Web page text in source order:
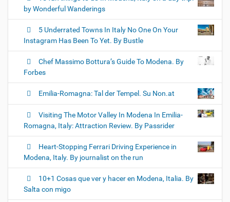
by Wonderful Wanderings
5 Underrated Towns In Italy No One On Your
Instagram Has Been To Yet. By Bustle
Chef Massimo Bottura’s Guide To Modena. By
Forbes
Emilia-Romagna: Tal der Tempel. Su Non.at
Visiting The Motor Valley In Modena In Emilia-
Romagna, Italy: Attraction Review. By Passrider
Heart-Stopping Ferrari Driving Experience in
Modena, Italy. By journalist on the run
10+1 Cosas que ver y hacer en Modena, Italia. By
Salta con migo